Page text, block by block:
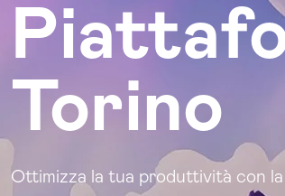
Torino
Ottimizza la tua produttività con